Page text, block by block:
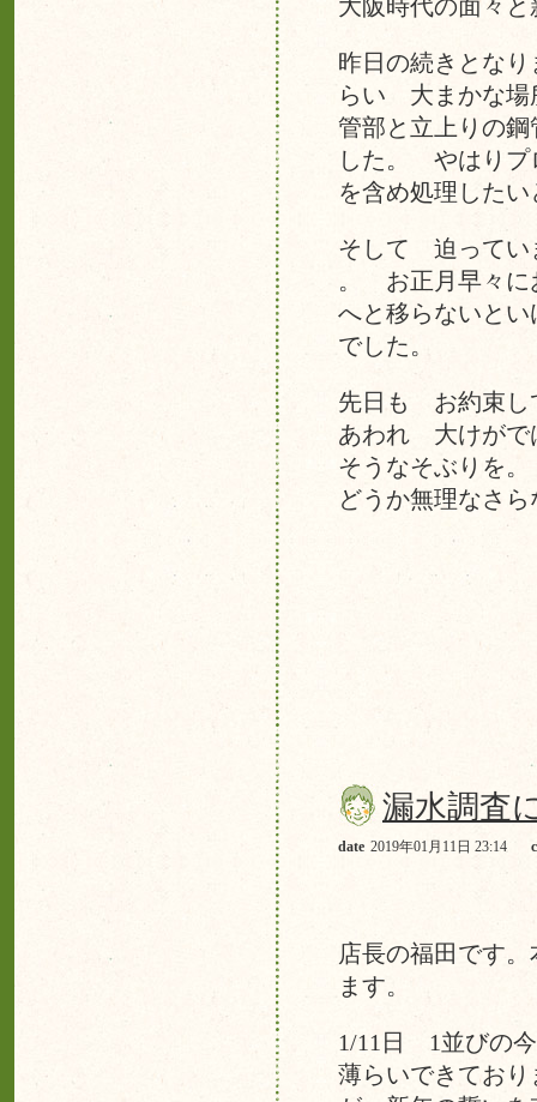
大阪時代の面々
昨日の続きとな
らい 大まかな場
管部と立上りの
した。 やはりプ
を含め処理した
そして 迫ってい
。 お正月早々に
へと移らないと
でした。
先日も お約束し
あわれ 大けがで
そうなそぶりを
どうか無理なさ
漏水調査
date 2019年01月11日 23:14
店長の福田です
ます。
1/11日 1並びの
薄らいできており